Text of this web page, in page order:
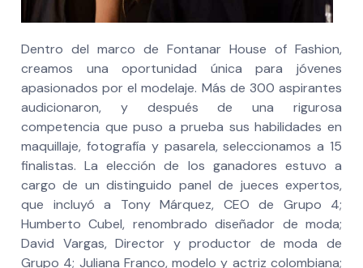
Dentro del marco de Fontanar House of Fashion,
creamos una oportunidad única para jóvenes
apasionados por el modelaje. Más de 300 aspirantes
audicionaron, y después de una rigurosa
competencia que puso a prueba sus habilidades en
maquillaje, fotografía y pasarela, seleccionamos a 15
finalistas. La elección de los ganadores estuvo a
cargo de un distinguido panel de jueces expertos,
que incluyó a Tony Márquez, CEO de Grupo 4;
Humberto Cubel, renombrado diseñador de moda;
David Vargas, Director y productor de moda de
Grupo 4; Juliana Franco, modelo y actriz colombiana;